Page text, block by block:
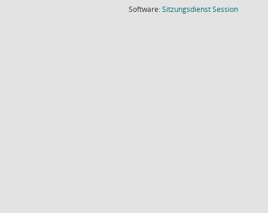
Software:SitzungsdienstSession(Wird in